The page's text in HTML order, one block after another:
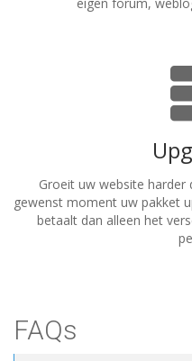
Groeit uw website harder
gewenst moment uw pakket
betaalt dan alleen het
FAQs